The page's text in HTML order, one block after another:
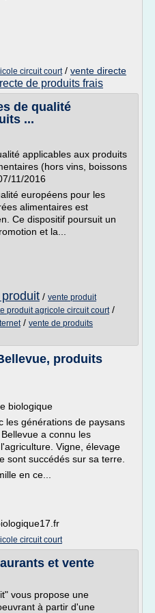
circuit court/ vente directe
de produits frais
de qualité
...
applicables aux produits
(hors vins, boissons
11/2016
européens pour les
alimentaires est
Ce dispositif poursuit un
et la...
/ vente produit
produit agricole circuit court/
/ vente de produits
produits
biologique
les générations de paysans
a connu les
Vigne, élevage
sont succédés sur sa terre.
en ce...
circuit court
et vente
vous propose une
à partir d'une